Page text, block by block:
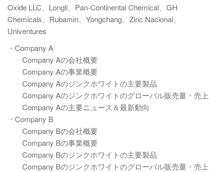
Oxide LLC、Longli、Pan-Continental Chemical、GH
Chemicals、Rubamin、Yongchang、Zinc Nacional、
Univentures
・Company A
Company Aの会社概要
Company Aの事業概要
Company Aのジンクホワイトの主要製品
Company Aのジンクホワイトのグローバル販売量・売上
Company Aの主要ニュース＆最新動向
・Company B
Company Bの会社概要
Company Bの事業概要
Company Bのジンクホワイトの主要製品
Company Bのジンクホワイトのグローバル販売量・売上